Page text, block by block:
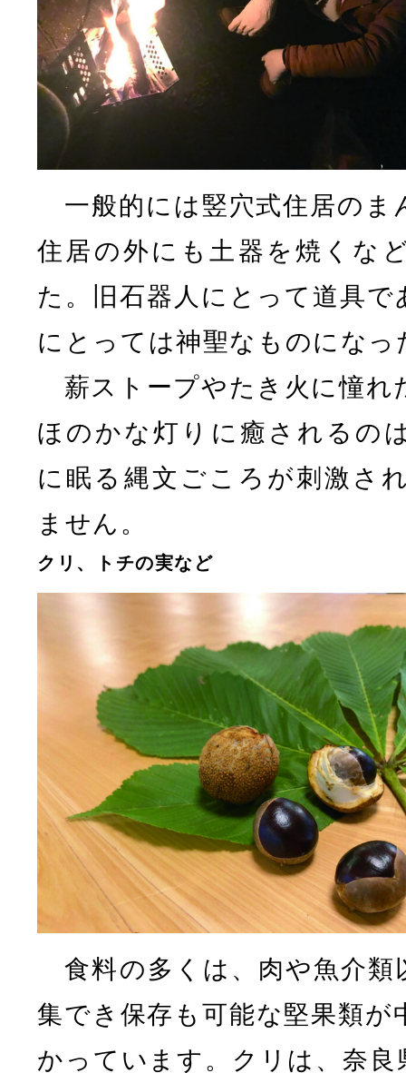
一般的には竪穴式住居のま
住居の外にも土器を焼くな
た。旧石器人にとって道具
にとっては神聖なものにな
薪ストープやたき火に憧れ
ほのかな灯りに癒されるの
に眠る縄文ごころが刺激さ
ません。
クリ、トチの実など
食料の多くは、肉や魚介類
集でき保存も可能な堅果類が
かっています。クリは、奈